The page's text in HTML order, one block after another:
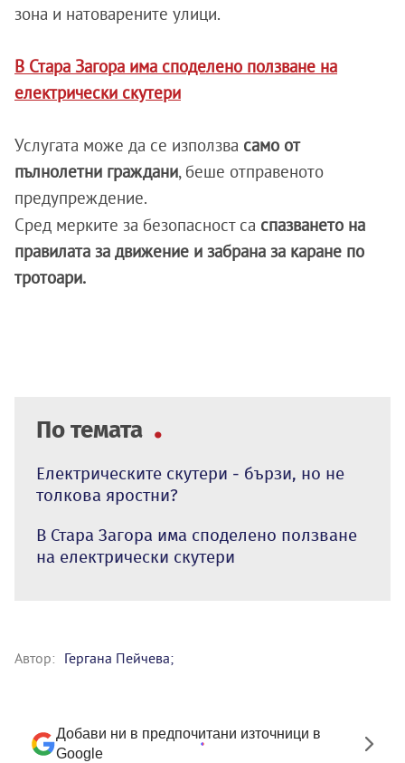
зона и натоварените улици.
В Стара Загора има споделено ползване на
електрически скутери
Услугата може да се използва само от
пълнолетни граждани, беше отправеното
предупреждение.
Сред мерките за безопасност са спазването на
правилата за движение и забрана за каране по
тротоари.
По темата
Електрическите скутери - бързи, но не
толкова яростни?
В Стара Загора има споделено ползване
на електрически скутери
Автор: Гергана Пейчева;
Добави ни в предпочитани източници в
Google